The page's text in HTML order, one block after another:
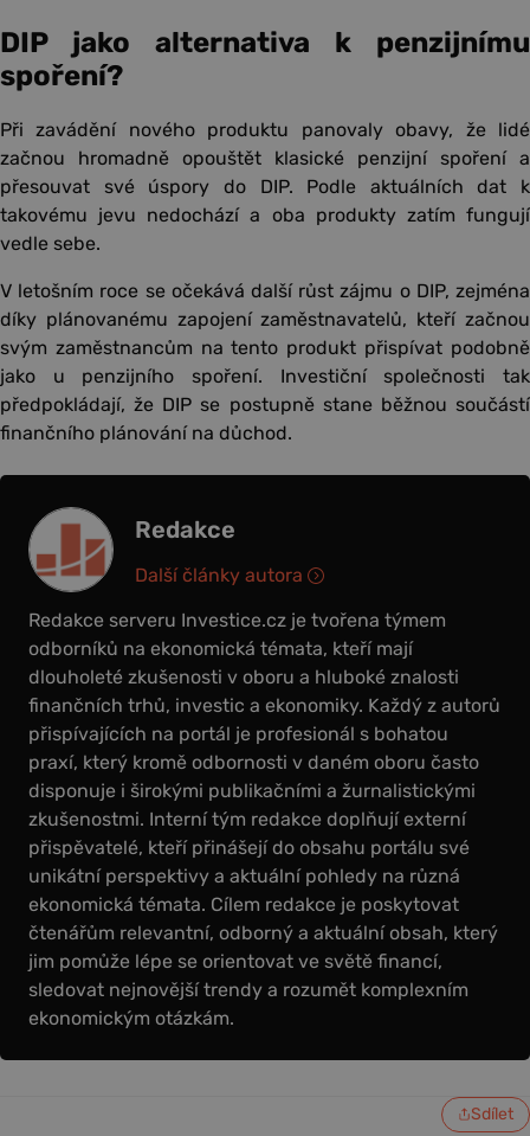
DIP jako alternativa k penzijnímu
spoření?
Při zavádění nového produktu panovaly obavy, že lidé
začnou hromadně opouštět klasické penzijní spoření a
přesouvat své úspory do DIP. Podle aktuálních dat k
takovému jevu nedochází a oba produkty zatím fungují
vedle sebe.
V letošním roce se očekává další růst zájmu o DIP, zejména
díky plánovanému zapojení zaměstnavatelů, kteří začnou
svým zaměstnancům na tento produkt přispívat podobně
jako u penzijního spoření. Investiční společnosti tak
předpokládají, že DIP se postupně stane běžnou součástí
finančního plánování na důchod.
Redakce
Redakce serveru Investice.cz je tvořena týmem
odborníků na ekonomická témata, kteří mají
dlouholeté zkušenosti v oboru a hluboké znalosti
finančních trhů, investic a ekonomiky. Každý z autorů
přispívajících na portál je profesionál s bohatou
praxí, který kromě odbornosti v daném oboru často
disponuje i širokými publikačními a žurnalistickými
zkušenostmi. Interní tým redakce doplňují externí
přispěvatelé, kteří přinášejí do obsahu portálu své
unikátní perspektivy a aktuální pohledy na různá
ekonomická témata. Cílem redakce je poskytovat
čtenářům relevantní, odborný a aktuální obsah, který
jim pomůže lépe se orientovat ve světě financí,
sledovat nejnovější trendy a rozumět komplexním
ekonomickým otázkám.
Další články autora
Sdílet